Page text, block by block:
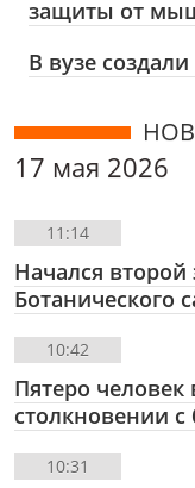
защиты от
В вузе
17 мая 2026
11:14
Начался второй
Ботанического
10:42
Пятеро человек
столкновении
10:31